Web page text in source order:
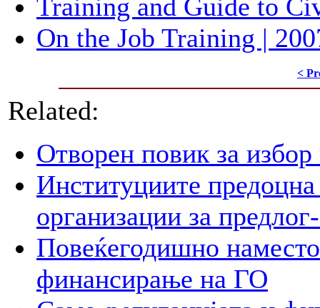
Training and Guide to
On the Job Training |
<
Related:
Отворен повик за избор
Институциите предоцна
организации за
Повеќегодишно
финансирање на ГО